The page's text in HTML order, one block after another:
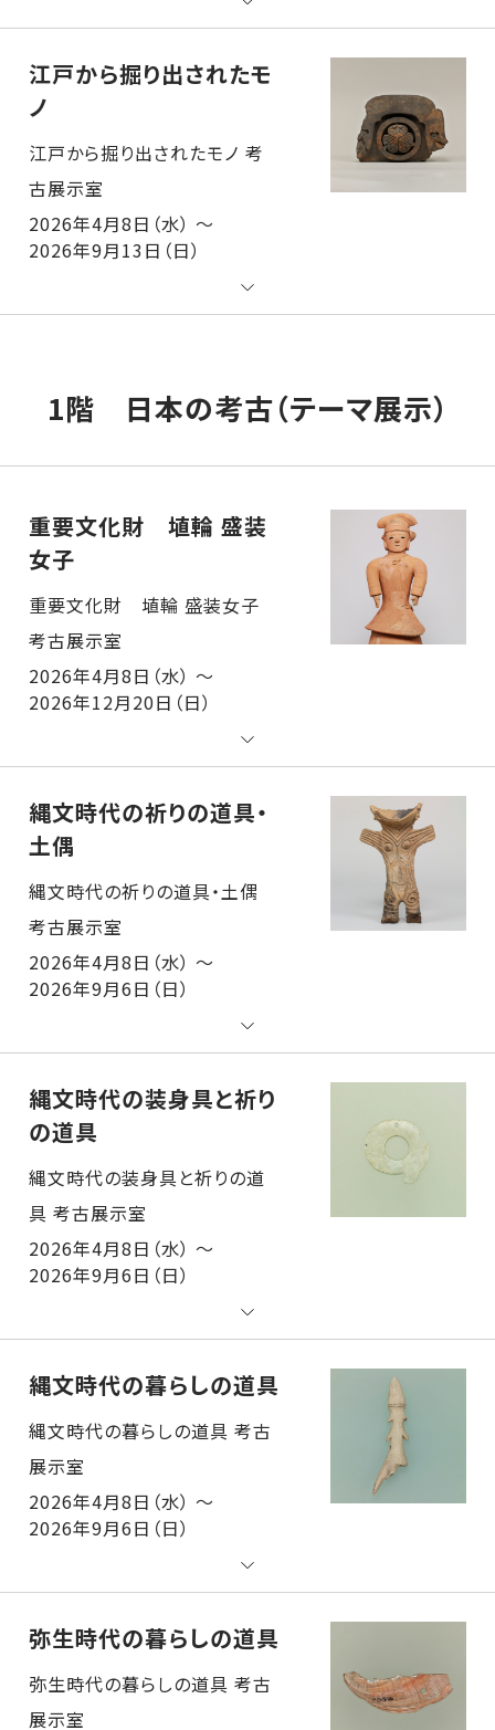
江戸から掘り出されたモ
ノ
江戸から掘り出されたモノ 考古展示室
2026年4月8日（水） ～
2026年9月13日（日）
1階 日本の考古（テーマ展示）
重要文化財 埴輪 盛装
女子
重要文化財 埴輪 盛装女子 考古展示室
2026年4月8日（水） ～
2026年12月20日（日）
縄文時代の祈りの道具・
土偶
縄文時代の祈りの道具・土偶 考古展示室
2026年4月8日（水） ～
2026年9月6日（日）
縄文時代の装身具と祈り
の道具
縄文時代の装身具と祈りの道具 考古展示室
2026年4月8日（水） ～
2026年9月6日（日）
縄文時代の暮らしの道具
縄文時代の暮らしの道具 考古展示室
2026年4月8日（水） ～
2026年9月6日（日）
弥生時代の暮らしの道具
弥生時代の暮らしの道具 考古展示室